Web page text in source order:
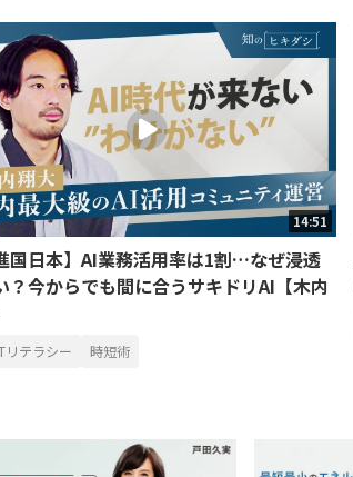
14:51
国日本】AI業務活用率は1割…なぜ浸透
？今からでも間に合うサキドリAI【木内
リテラシー 時短術